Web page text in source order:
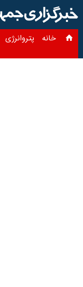
خانه پتروانرژی